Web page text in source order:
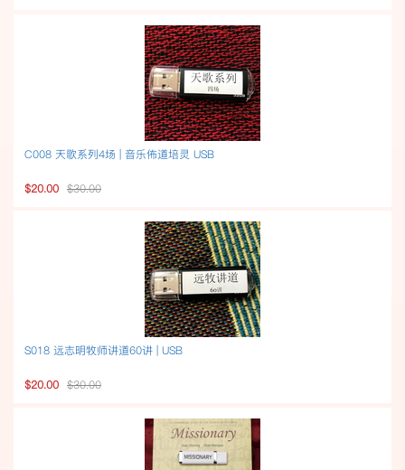
C008 天歌系列4场 | 音乐佈道培灵 USB
$20.00 $30.00
S018 远志明牧师讲道60讲 | USB
$20.00 $30.00